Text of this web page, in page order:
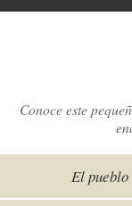
Conoce este
El pueblo